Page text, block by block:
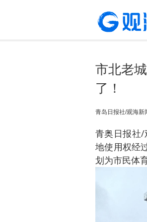
市北老
了！
青岛日报社/观海新
青奥日报社/
地使用权经
划为市民体